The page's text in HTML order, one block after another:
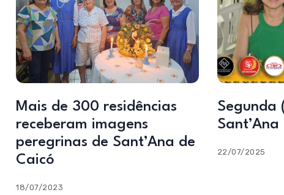
Mais de 300 residências
receberam imagens
peregrinas de Sant’Ana de
Caicó
18/07/2023
Segunda
22/07/2025